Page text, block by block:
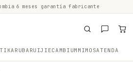
6 meses garantía fabricante
ARUBA RUIJIECAMBIUM MIMOSATENDA